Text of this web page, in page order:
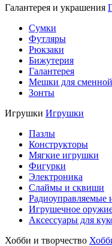
Галантерея и украшения
Сумки
Футляры
Рюкзаки
Бижутерия
Галантерея
Мешки для
Зонты
Игрушки Игрушки
Пазлы
Конструкторы
Мягкие игрушки
Фигурки
Электроника
Слаймы и сквиши
Радиоуправляемые
Игрушечное
Аксессуары для
Хобби и творчество